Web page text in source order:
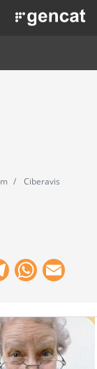
Vés
al
. Obre en una
Ciberavis
Telegram